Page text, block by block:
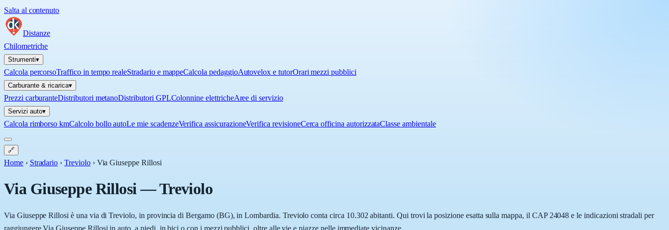
Salta al contenuto
Distanze
Chilometriche
Strumenti▾
Calcola percorsoTraffico in tempo realeStradario e mappeCalcola pedaggioAutovelox e tutorOrari mezzi pubblici
Carburante & ricarica▾
Prezzi carburanteDistributori metanoDistributori GPLColonnine elettricheAree di servizio
Servizi auto▾
Calcola rimborso kmCalcolo bollo autoLe mie scadenzeVerifica assicurazioneVerifica revisioneCerca officina autorizzataClasse ambientale
🔗
Home › Stradario › Treviolo › Via Giuseppe Rillosi
Via Giuseppe Rillosi—Treviolo
Via Giuseppe Rillosi è una via di Treviolo, in provincia di Bergamo (BG), in Lombardia. Treviolo conta circa 10.302 abitanti. Qui trovi la posizione esatta sulla mappa, il CAP 24048 e le indicazioni stradali per
raggiungere Via Giuseppe Rillosi in auto, a piedi, in bici o con i mezzi pubblici, oltre alle vie e piazze nelle immediate vicinanze.